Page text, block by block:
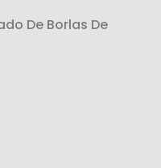
De Borlas De